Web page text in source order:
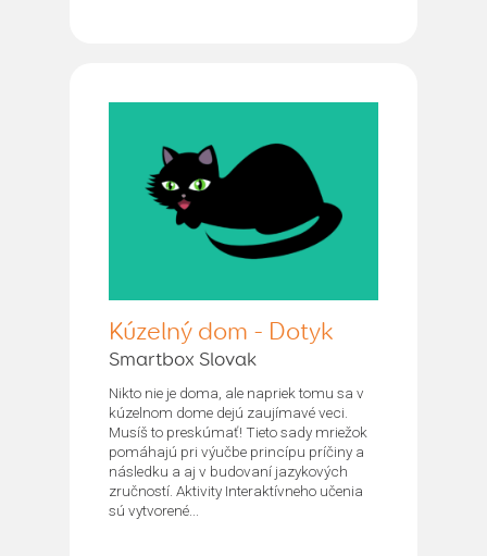
Kúzelný dom - Dotyk
Smartbox Slovak
Nikto nie je doma, ale napriek tomu sa v
kúzelnom dome dejú zaujímavé veci.
Musíš to preskúmať! Tieto sady mriežok
pomáhajú pri výučbe princípu príčiny a
následku a aj v budovaní jazykových
zručností. Aktivity Interaktívneho učenia
sú vytvorené...